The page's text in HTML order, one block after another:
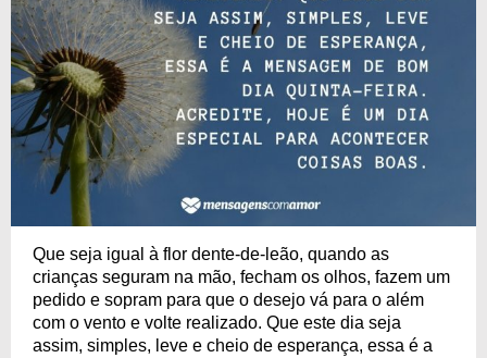
Que seja igual à flor dente-de-leão, quando as
crianças seguram na mão, fecham os olhos, fazem um
pedido e sopram para que o desejo vá para o além
com o vento e volte realizado. Que este dia seja
assim, simples, leve e cheio de esperança, essa é a